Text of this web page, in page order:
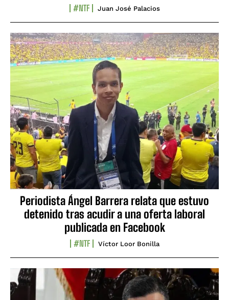
#NTF Juan José Palacios
Periodista Ángel Barrera relata que estuvo
detenido tras acudir a una oferta laboral
publicada en Facebook
#NTF Víctor Loor Bonilla